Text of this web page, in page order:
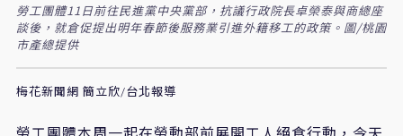
勞工團體11日前往民進黨中央黨部，抗議行政院長卓榮泰與商總座
談後，就倉促提出明年春節後服務業引進外籍移工的政策。圖/桃園
市產總提供
梅花新聞網 簡立欣/台北報導